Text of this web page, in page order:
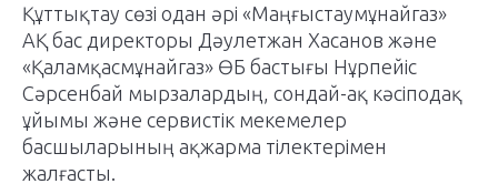
Құттықтау сөзі одан әрі «Маңғыстаумұнайгаз»
АҚ бас директоры Дәулетжан Хасанов және
«Қаламқасмұнайгаз» ӨБ бастығы Нұрпейіс
Сәрсенбай мырзалардың, сондай-ақ кәсіподақ
ұйымы және сервистік мекемелер
басшыларының ақжарма тілектерімен
жалғасты.